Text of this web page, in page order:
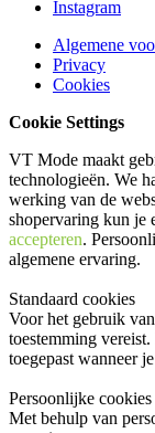
Instagram
Algemene
Privacy
Cookies
Cookie Settings
VT Mode maakt
technologieën. We
werking van de
shopervaring kun je
accepteren.
algemene ervaring.
Standaard cookies
Voor het gebruik
toestemming
toegepast wanneer
Persoonlijke cookies
Met behulp van